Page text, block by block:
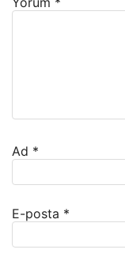
Ad *
E-posta *